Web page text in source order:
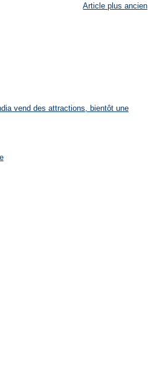
Article plus ancien
vend des attractions, bientôt une